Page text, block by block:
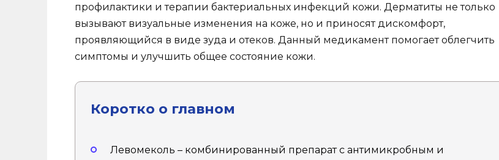
профилактики и терапии бактериальных инфекций кожи. Дерматиты не только
вызывают визуальные изменения на коже, но и приносят дискомфорт,
проявляющийся в виде зуда и отеков. Данный медикамент помогает облегчить
симптомы и улучшить общее состояние кожи.
Коротко о главном
Левомеколь – комбинированный препарат с антимикробным и